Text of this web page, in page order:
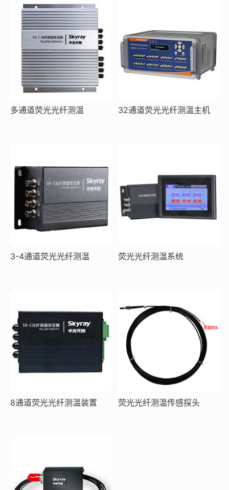
多通道荧光光纤测温 32通道荧光光纤测温主机
3-4通道荧光光纤测温 荧光光纤测温系统
8通道荧光光纤测温装置 荧光光纤测温传感探头